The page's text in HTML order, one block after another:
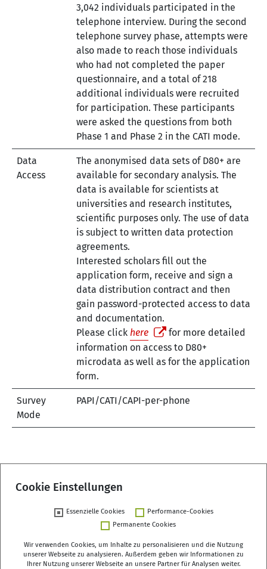
3,042 individuals participated in the
telephone interview. During the second
telephone survey phase, attempts were
also made to reach those individuals
who had not completed the paper
questionnaire, and a total of 218
additional individuals were recruited
for participation. These participants
were asked the questions from both
Phase 1 and Phase 2 in the CATI mode.
Data
Access
The anonymised data sets of D80+ are
available for secondary analysis. The
data is available for scientists at
universities and research institutes,
scientific purposes only. The use of data
is subject to written data protection
agreements.
Interested scholars fill out the
application form, receive and sign a
data distribution contract and then
gain password-protected access to data
and documentation.
Please click here
for more detailed
information on access to D80+
microdata as well as for the application
form.
Survey
Mode
PAPI/CATI/CAPI-per-phone
DOI summary page
Cookie Einstellungen
Essenzielle Cookies
Performance-Cookies
Permanente Cookies
Wir verwenden Cookies, um Inhalte zu personalisieren und die Nutzung
unserer Webseite zu analysieren. Außerdem geben wir Informationen zu
Ihrer Nutzung unserer Webseite an unsere Partner für Analysen weiter.